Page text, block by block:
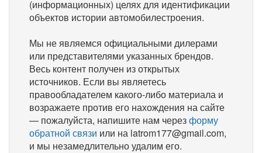
(информационных) целях для идентификации
объектов истории автомобилестроения.
Мы не являемся официальными дилерами
или представителями указанных брендов.
Весь контент получен из открытых
источников. Если вы являетесь
правообладателем какого-либо материала и
возражаете против его нахождения на сайте
— пожалуйста, напишите нам черезформу
обратной связи или на latrom177@gmail.com,
и мы незамедлительно удалим его.